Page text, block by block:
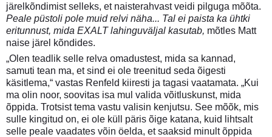
järelkõndimist selleks, et naisterahvast veidi pilguga mõõta.
Peale püstoli pole muid relvi näha... Tal ei paista ka ühtki
eritunnust, mida EXALT lahinguväljal kasutab, mõtles Matt
naise järel kõndides.
„Olen teadlik selle relva omadustest, mida sa kannad,
samuti tean ma, et sind ei ole treenitud seda õigesti
käsitlema,“ vastas Renfeld kiiresti ja tagasi vaatamata. „Kui
ma olin noor, soovitas isa mul valida võitluskunst, mida
õppida. Trotsist tema vastu valisin kenjutsu. See mõõk, mis
sulle kingitud on, ei ole küll päris õige katana, kuid lihtsalt
selle peale vaadates võin öelda, et saaksid minult õppida